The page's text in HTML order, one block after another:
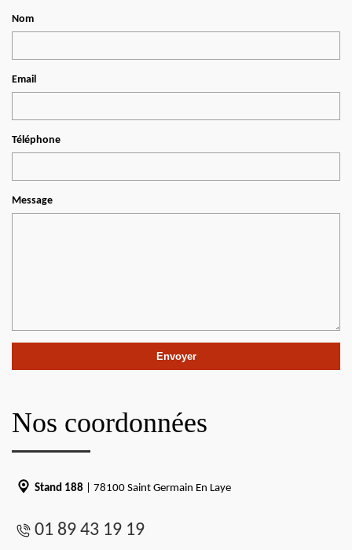
Nom
Email
Téléphone
Message
Nos coordonnées
Stand 188 | 78100 Saint Germain En Laye
01 89 43 19 19